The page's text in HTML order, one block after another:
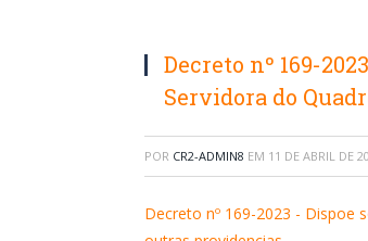
Decreto nº 169-
Servidora do
POR CR2-ADMIN8 EM 11 DE ABRIL DE
Decreto nº 169-2023 - Dispoe